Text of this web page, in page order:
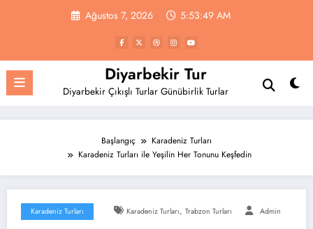
Ağustos 7, 2026 5:53:50 AM
Diyarbekir Tur
Diyarbekir Çıkışlı Turlar Günübirlik Turlar
Başlangıç
Karadeniz Turları
Karadeniz Turları ile Yeşilin Her Tonunu Keşfedin
Karadeniz Turları Karadeniz Turları, Trabzon Turları Admin